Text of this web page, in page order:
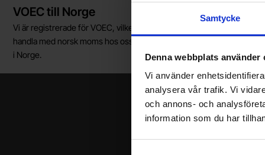
Samtycke
Denna webbplats använder
Vi använder
analysera vår trafik. Vi
och annons- och
information som du har
VOEC till Norge
Vi är registrerade för VOEC, vilket innebär at våra norska kunder kan
handla med norsk moms hos oss, och slipper avgifter för införtullning
i Norge.